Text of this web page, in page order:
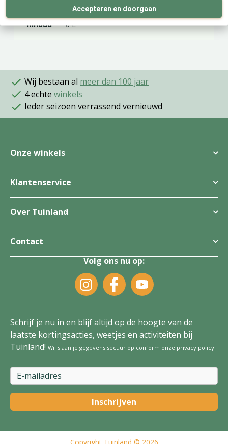
Accepteren en doorgaan
Inhoud 6 L
Wij bestaan al meer dan 100 jaar
4 echte winkels
Ieder seizoen verrassend vernieuwd
Onze winkels
Klantenservice
Over Tuinland
Contact
Volg ons nu op:
Schrijf je nu in en blijf altijd op de hoogte van de
laatste kortingsacties, weetjes en activiteiten bij
Tuinland! Wij slaan je gegevens secuur op conform onze privacy policy.